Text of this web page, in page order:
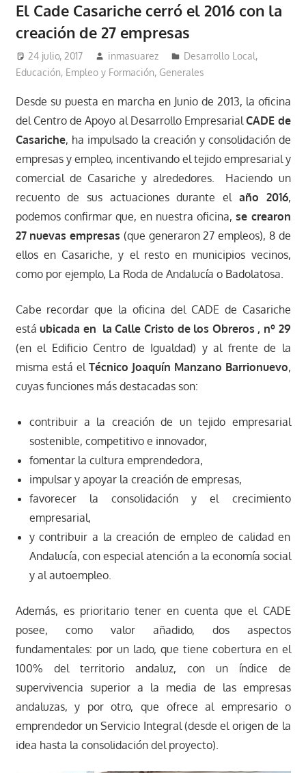
El Cade Casariche cerró el 2016 con la
creación de 27 empresas
24 julio, 2017 inmasuarez Desarrollo Local,
Educación, Empleo y Formación, Generales
Desde su puesta en marcha en Junio de 2013, la oficina
del Centro de Apoyo al Desarrollo EmpresarialCADE de
Casariche, ha impulsado la creación y consolidación de
empresas y empleo, incentivando el tejido empresarial y
comercial de Casariche y alrededores. Haciendo un
recuento de sus actuaciones durante el año 2016,
podemos confirmar que, en nuestra oficina,se crearon
27 nuevas empresas (que generaron 27 empleos), 8 de
ellos en Casariche, y el resto en municipios vecinos,
como por ejemplo, La Roda de Andalucía o Badolatosa.
Cabe recordar que la oficina del CADE de Casariche
estáubicada en la Calle Cristo de los Obreros , nº 29
(en el Edificio Centro de Igualdad) y al frente de la
misma está el Técnico Joaquín Manzano Barrionuevo,
cuyas funciones más destacadas son:
contribuir a la creación de un tejido empresarial
sostenible, competitivo e innovador,
fomentar la cultura emprendedora,
impulsar y apoyar la creación de empresas,
favorecer la consolidación y el crecimiento
empresarial,
y contribuir a la creación de empleo de calidad en
Andalucía, con especial atención a la economía social
y al autoempleo.
Además, es prioritario tener en cuenta que el CADE
posee, como valor añadido, dos aspectos
fundamentales: por un lado, que tiene cobertura en el
100% del territorio andaluz, con un índice de
supervivencia superior a la media de las empresas
andaluzas, y por otro, que ofrece al empresario o
emprendedor un Servicio Integral (desde el origen de la
idea hasta la consolidación del proyecto).